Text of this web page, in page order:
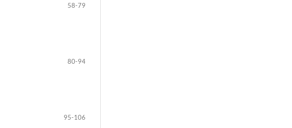
58-79
80-94
95-106